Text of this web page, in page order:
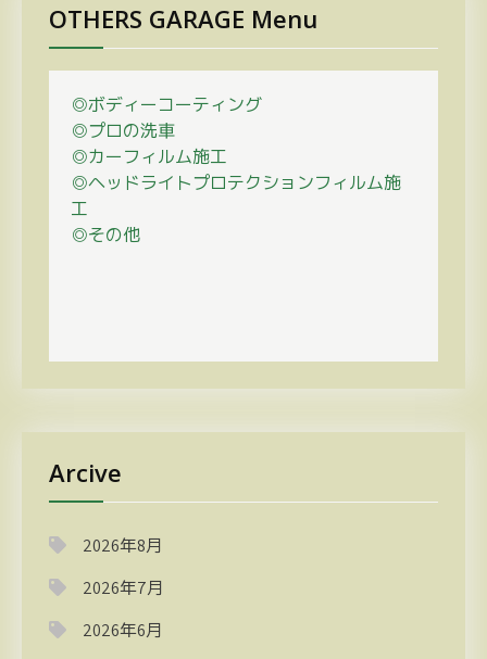
OTHERS GARAGE Menu
◎ボディーコーティング
◎プロの洗車
◎カーフィルム施工
◎ヘッドライトプロテクションフィルム施
工
◎その他
Arcive
2026年8月
2026年7月
2026年6月